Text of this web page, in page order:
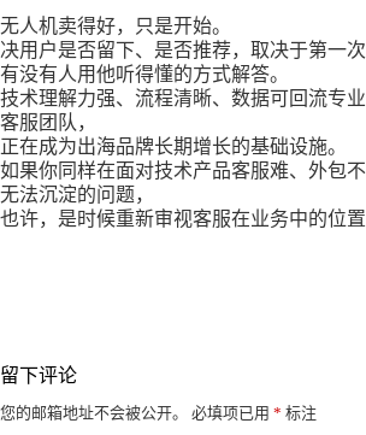
无人机卖得好，只是开始。
决用户是否留下、是否推荐，取决于第一
有没有人用他听得懂的方式解答。
技术理解力强、流程清晰、数据可回流专
客服团队，
正在成为出海品牌长期增长的基础设施。
如果你同样在面对技术产品客服难、外包
无法沉淀的问题，
也许，是时候重新审视客服在业务中的位置
留下评论
您的邮箱地址不会被公开。 必填项已用 * 标注
A